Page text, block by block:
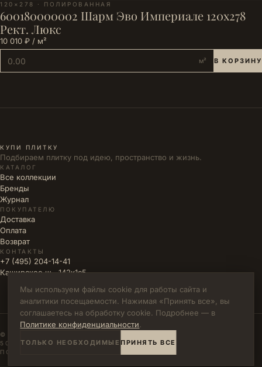
120×278 · ПОЛИРОВАННАЯ
600180000002 Шарм Эво Империале 120х278
Рект. Люкс
10 010 ₽ / м²
м² В КОРЗИНУ
КУПИ ПЛИТКУ
Подбираем плитку под идею, пространство и жизнь.
КАТАЛОГ
Все коллекции
Бренды
Журнал
ПОКУПАТЕЛЮ
Доставка
Оплата
Возврат
КОНТАКТЫ
+7 (495) 204-14-41
Каширское ш., 142к1с5
© 2026 КУПИ ПЛИТКУ · ИП ВЛАДИМИРОВА М.Н. · ИНН
502771785894
ПОЛИТИКА КОНФИДЕНЦИАЛЬНОСТИ
Мы используем файлы cookie для работы сайта и
аналитики посещаемости. Нажимая «Принять все», вы
соглашаетесь на обработку cookie. Подробнее — в
Политике конфиденциальности.
ТОЛЬКО НЕОБХОДИМЫЕ ПРИНЯТЬ ВСЕ